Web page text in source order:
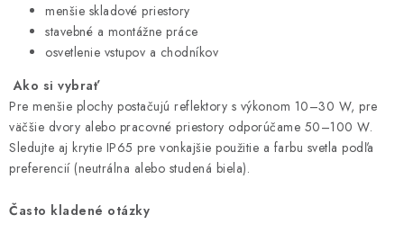
menšie skladové priestory
stavebné a montážne práce
osvetlenie vstupov a chodníkov
Ako si vybrať
Pre menšie plochy postačujú reflektory s výkonom 10–30 W, pre
väčšie dvory alebo pracovné priestory odporúčame 50–100 W.
Sledujte aj krytie IP65 pre vonkajšie použitie a farbu svetla podľa
preferencií (neutrálna alebo studená biela).
Často kladené otázky